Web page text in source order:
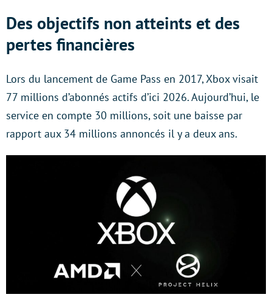
Des objectifs non atteints et des
pertes financières
Lors du lancement de Game Pass en 2017, Xbox visait
77 millions d’abonnés actifs d’ici 2026. Aujourd’hui, le
service en compte 30 millions, soit une baisse par
rapport aux 34 millions annoncés il y a deux ans.